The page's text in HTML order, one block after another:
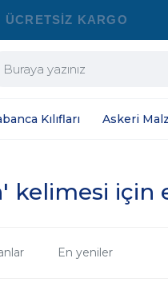
ÜCRETSİZ KARGO
Kılıfları Askeri
kelimesi için
En yeniler